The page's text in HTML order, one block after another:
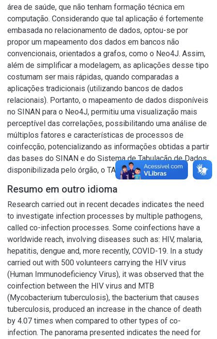
área de saúde, que não tenham formação técnica em
computação. Considerando que tal aplicação é fortemente
embasada no relacionamento de dados, optou-se por
propor um mapeamento dos dados em bancos não
convencionais, orientados a grafos, como o Neo4J. Assim,
além de simplificar a modelagem, as aplicações desse tipo
costumam ser mais rápidas, quando comparadas a
aplicações tradicionais (utilizando bancos de dados
relacionais). Portanto, o mapeamento de dados disponíveis
no SINAN para o Neo4J, permitiu uma visualização mais
perceptível das correlações, possibilitando uma análise de
múltiplos fatores e características de processos de
coinfecção, potencializando as informações obtidas a partir
das bases do SINAN e do Sistema de Tabulação de Dados
disponibilizada pelo órgão, o TABNET.
Resumo em outro idioma
Research carried out in recent decades indicates the need
to investigate infection processes by multiple pathogens,
called co-infection processes. Some coinfections have a
worldwide reach, involving diseases such as: HIV, malaria,
hepatitis, dengue and, more recently, COVID-19. In a study
carried out with 500 volunteers carrying the HIV virus
(Human Immunodeficiency Virus), it was observed that the
coinfection between the HIV virus and MTB
(Mycobacterium tuberculosis), the bacterium that causes
tuberculosis, produced an increase in the chance of death
by 4.07 times when compared to other types of co-
infection. The panorama presented indicates the need for